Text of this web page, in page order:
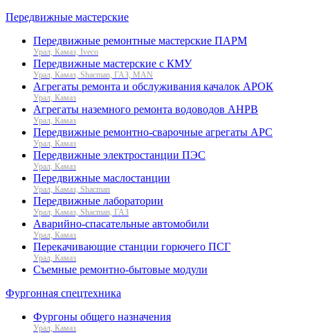
Передвижные мастерские
Передвижные ремонтные мастерские ПАРМ
Урал, Камаз, Iveco
Передвижные мастерские с КМУ
Урал, Камаз, Shacman, ГАЗ, MAN
Агрегаты ремонта и обслуживания качалок АРОК
Урал, Камаз
Агрегаты наземного ремонта водоводов АНРВ
Урал, Камаз
Передвижные ремонтно-сварочные агрегаты АРС
Урал, Камаз
Передвижные электростанции ПЭС
Урал, Камаз
Передвижные маслостанции
Урал, Камаз, Shacman
Передвижные лаборатории
Урал, Камаз, Shacman, ГАЗ
Аварийно-спасательные автомобили
Урал, Камаз
Перекачивающие станции горючего ПСГ
Урал, Камаз
Съемные ремонтно-бытовые модули
Фургонная спецтехника
Фургоны общего назначения
Урал, Камаз